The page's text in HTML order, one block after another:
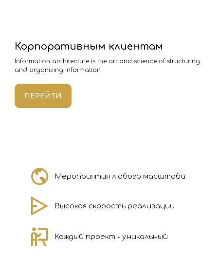
Корпоративным клиентам
Information architecture is the art and science of structuring
and organizing information
ПЕРЕЙТИ
Мероприятия любого масштаба
Каждый проект - уникальный
Высокая скорость реализации